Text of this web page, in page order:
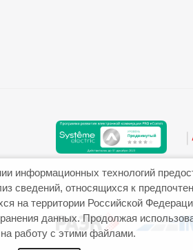
информационных технологий
сведений, относящихся к
на территории Российской
данных. Продолжая
на работу с этими файлами.